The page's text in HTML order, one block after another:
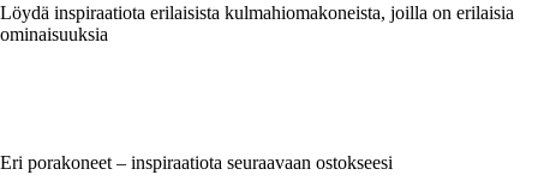
Löydä inspiraatiota erilaisista kulmahiomakoneista, joilla on erilaisia
ominaisuuksia
Eri porakoneet – inspiraatiota seuraavaan ostokseesi